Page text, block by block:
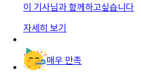
이 기사님과 함께하고싶습니다
자세히 보기
매우 만족